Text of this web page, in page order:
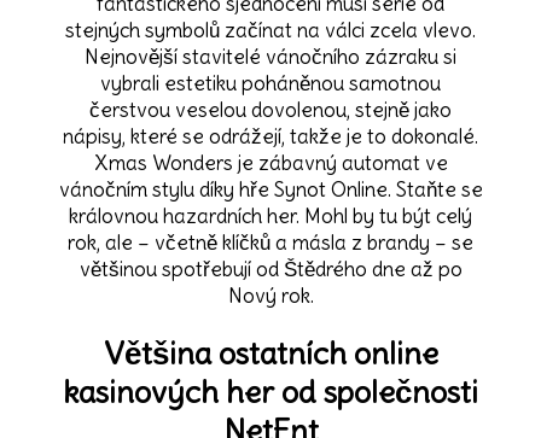
stejných symbolů začínat na válci zcela vlevo.
Nejnovější stavitelé vánočního zázraku si
vybrali estetiku poháněnou samotnou
čerstvou veselou dovolenou, stejně jako
nápisy, které se odrážejí, takže je to dokonalé.
Xmas Wonders je zábavný automat ve
vánočním stylu díky hře Synot Online. Staňte se
královnou hazardních her. Mohl by tu být celý
rok, ale – včetně klíčků a másla z brandy – se
většinou spotřebují od Štědrého dne až po
Nový rok.
Většina ostatních online
kasinových her od společnosti